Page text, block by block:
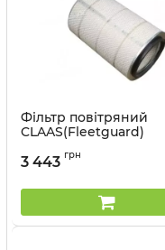
Фільтр повітряний
CLAAS(Fleetguard)
Артикул: AF1802
3 443 грн